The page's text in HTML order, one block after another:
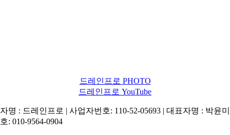
드레인프로 PHOTO
드레인프로 YouTube
명 : 드레인프로 | 사업자번호: 110-52-05693 | 대표자명 : 박윤
: 010-9564-0904